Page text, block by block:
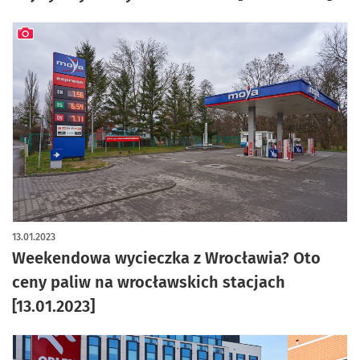
Weekendowa wycieczka z Wrocławia? Oto
ceny paliw na wrocławskich stacjach
[13.01.2023]
13.01.2023
artykuł z galerią zdjęć